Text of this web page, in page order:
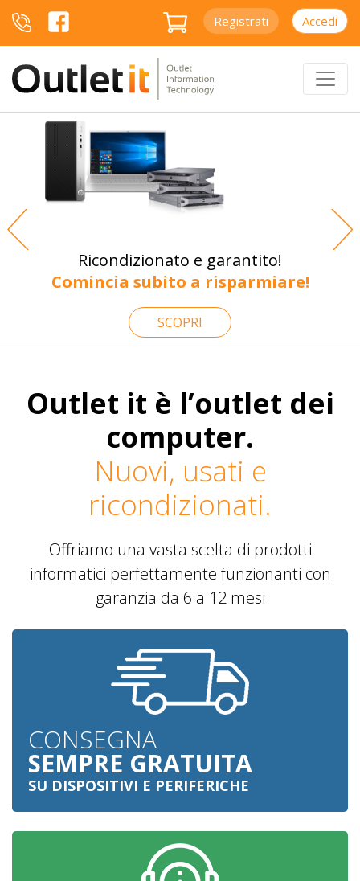
Registrati Accedi
Ricondizionato e garantito!
Comincia subito a risparmiare!
SCOPRI
Previous
Outlet it è l’outlet dei
computer.
Nuovi, usati e
ricondizionati.
Offriamo una vasta scelta di prodotti
informatici perfettamente funzionanti con
garanzia da 6 a 12 mesi
CONSEGNA
SEMPRE GRATUITA
SU DISPOSITIVI E PERIFERICHE